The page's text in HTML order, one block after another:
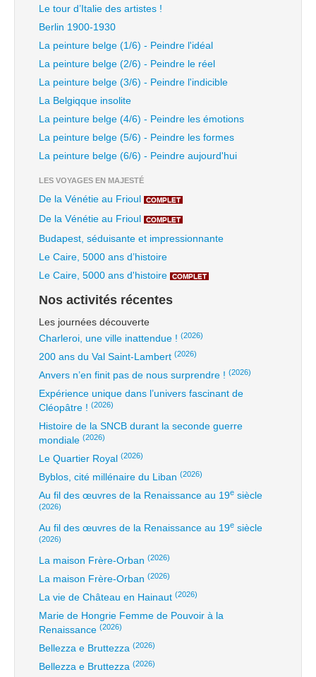
Le tour d’Italie des artistes !
Berlin 1900-1930
La peinture belge (1/6) - Peindre l'idéal
La peinture belge (2/6) - Peindre le réel
La peinture belge (3/6) - Peindre l'indicible
La Belgiqque insolite
La peinture belge (4/6) - Peindre les émotions
La peinture belge (5/6) - Peindre les formes
La peinture belge (6/6) - Peindre aujourd'hui
LES VOYAGES EN MAJESTÉ
De la Vénétie au Frioul COMPLET
De la Vénétie au Frioul COMPLET
Budapest, séduisante et impressionnante
Le Caire, 5000 ans d’histoire
Le Caire, 5000 ans d'histoire
COMPLET
Nos activités récentes
Les journées découverte
Charleroi, une ville inattendue ! (2026)
200 ans du Val Saint-Lambert (2026)
Anvers n’en finit pas de nous surprendre ! (2026)
Expérience unique dans l’univers fascinant de
Cléopâtre ! (2026)
Histoire de la SNCB durant la seconde guerre
mondiale (2026)
Le Quartier Royal (2026)
Byblos, cité millénaire du Liban (2026)
Au fil des œuvres de la Renaissance au 19e siècle
(2026)
Au fil des œuvres de la Renaissance au 19e siècle
(2026)
La maison Frère-Orban (2026)
La maison Frère-Orban (2026)
La vie de Château en Hainaut (2026)
Marie de Hongrie Femme de Pouvoir à la
Renaissance (2026)
Bellezza e Bruttezza (2026)
Bellezza e Bruttezza (2026)